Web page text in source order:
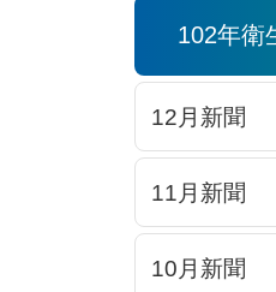
102年衛
12月新聞
11月新聞
10月新聞